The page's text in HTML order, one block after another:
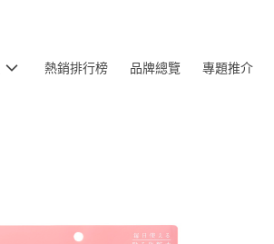
熱銷排行榜 品牌總覽 專題推介